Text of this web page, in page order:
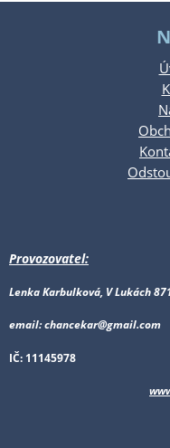
Provozovatel:
Lenka Karbulková, V Lukách
email: chancekar@gmail.com
IČ: 11145978